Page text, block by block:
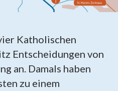
Katholischen
Entscheidungen von
an. Damals haben
zu einem